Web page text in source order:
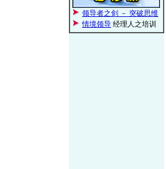
领导者之剑 － 突破思维
情境领导 经理人之培训